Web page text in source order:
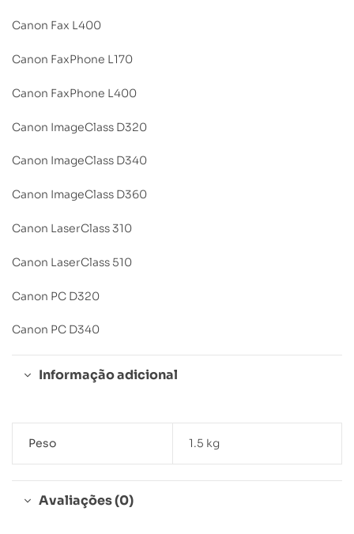
Canon Fax L400
Canon FaxPhone L170
Canon FaxPhone L400
Canon ImageClass D320
Canon ImageClass D340
Canon ImageClass D360
Canon LaserClass 310
Canon LaserClass 510
Canon PC D320
Canon PC D340
Informação adicional
Peso 1.5 kg
Avaliações (0)